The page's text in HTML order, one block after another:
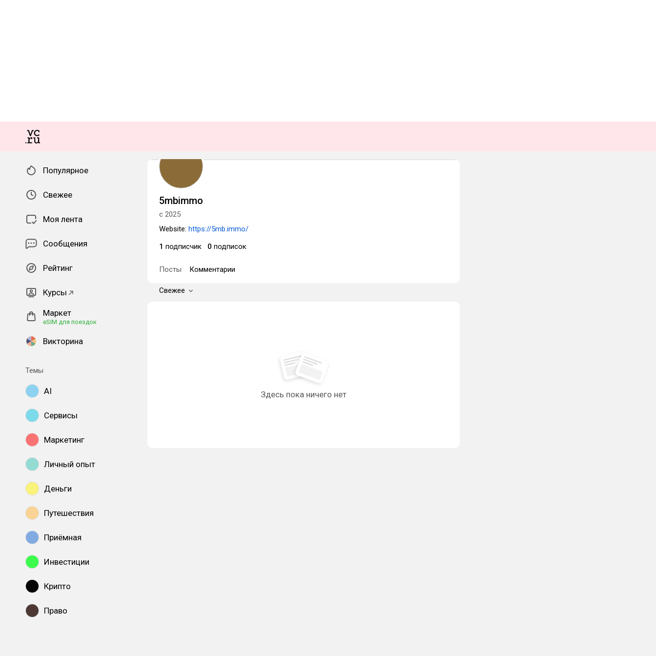
Популярное
Свежее
Моя лента
Сообщения
Рейтинг
Курсы
Маркет
eSIM для поездок
Викторина
Темы
AI
Сервисы
Маркетинг
Личный опыт
Деньги
Путешествия
Приёмная
Инвестиции
Крипто
Право
5mbimmo
с 2025
Website: https://5mb.immo/
1 подписчик 0 подписок
Посты Комментарии
Свежее
Здесь пока ничего нет